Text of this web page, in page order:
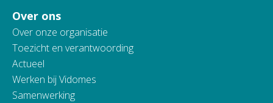
Over ons
Over onze organisatie
Toezicht en verantwoording
Actueel
Werken bij Vidomes
Samenwerking